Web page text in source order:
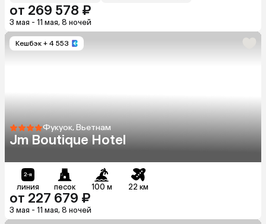
от 269 578 ₽
3 мая - 11 мая, 8 ночей
Кешбэк + 4 553
Фукуок, Вьетнам
Jm Boutique Hotel
линия песок 100 м 22 км
от 227 679 ₽
3 мая - 11 мая, 8 ночей